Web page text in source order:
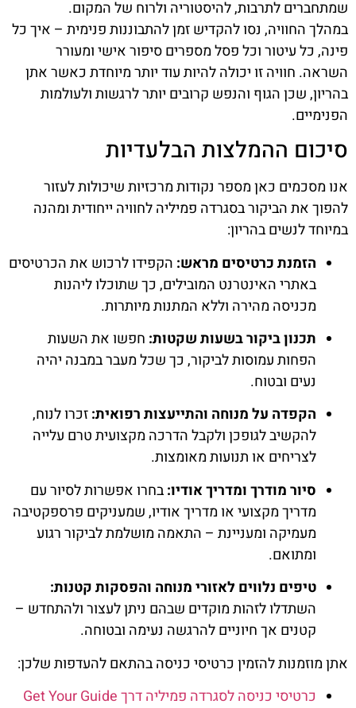
שמתחברים לתרבות, להיסטוריה ולרוח של המקום.
במהלך החוויה, נסו להקדיש זמן להתבוננות פנימית – איך כל
פינה, כל עיטור וכל פסל מספרים סיפור אישי ומעורר
השראה. חוויה זו יכולה להיות עוד יותר מיוחדת כאשר אתן
בהריון, שכן הגוף והנפש קרובים יותר לרגשות ולעולמות
הפנימיים.
סיכום ההמלצות הבלעדיות
אנו מסכמים כאן מספר נקודות מרכזיות שיכולות לעזור
להפוך את הביקור בסגרדה פמיליה לחוויה ייחודית ומהנה
במיוחד לנשים בהריון:
הזמנת כרטיסים מראש: הקפידו לרכוש את הכרטיסים
באתרי האינטרנט המובילים, כך שתוכלו ליהנות
מכניסה מהירה וללא המתנות מיותרות.
תכנון ביקור בשעות שקטות: חפשו את השעות
הפחות עמוסות לביקור, כך שכל מעבר במבנה יהיה
נעים ובטוח.
הקפדה על מנוחה והתייעצות רפואית:זכרו לנוח,
להקשיב לגופכן ולקבל הדרכה מקצועית טרם עלייה
לצריחים או תנועות מאומצות.
סיור מודרך ומדריך אודיו:בחרו אפשרות לסיור עם
מדריך מקצועי או מדריך אודיו, שמעניקים פרספקטיבה
מעמיקה ומעניינת – התאמה מושלמת לביקור רגוע
ומתואם.
טיפים נלווים לאזורי מנוחה והפסקות קטנות:
השתדלו לזהות מוקדים שבהם ניתן לעצור ולהתחדש –
קטנים אך חיוניים להרגשה נעימה ובטוחה.
אתן מוזמנות להזמין כרטיסי כניסה בהתאם להעדפות שלכן:
כרטיסי כניסה לסגרדה פמיליה דרך Get Your Guide